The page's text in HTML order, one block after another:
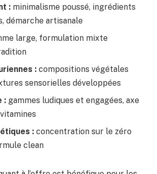
: minimalisme poussé, ingrédients
démarche artisanale
large, formulation mixte
: compositions végétales
sensorielles développées
: gammes ludiques et engagées, axe
: concentration sur le zéro
clean